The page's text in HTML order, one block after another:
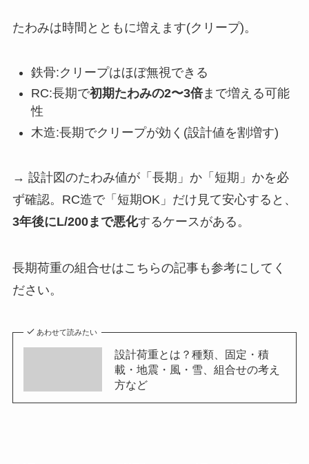
たわみは時間とともに増えます(クリープ)。
鉄骨:クリープはほぼ無視できる
RC:長期で初期たわみの2〜3倍まで増える可能
性
木造:長期でクリープが効く(設計値を割増す)
→ 設計図のたわみ値が「長期」か「短期」かを必
ず確認。RC造で「短期OK」だけ見て安心すると、
3年後にL/200まで悪化するケースがある。
長期荷重の組合せはこちらの記事も参考にしてく
ださい。
あわせて読みたい
設計荷重とは？種類、固定・積
載・地震・風・雪、組合せの考え
方など